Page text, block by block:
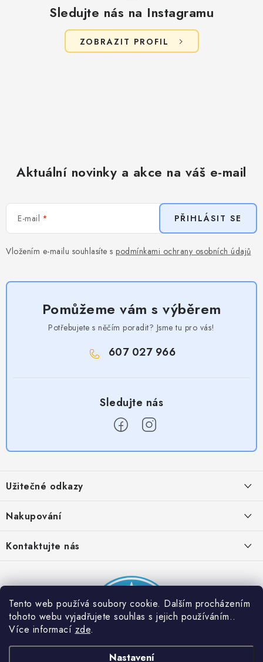
Tento web používá soubory cookie. Dalším procházením
tohoto webu vyjadřujete souhlas s jejich používáním..
Více informací zde.
Nastavení
Sledujte nás na Instagramu
ZOBRAZIT PROFIL
Aktuální novinky a akce na váš e-mail
E-mail
Vložením e-mailu souhlasíte s podmínkami ochrany osobních údajů
PŘIHLÁSIT SE
Pomůžeme vám s výběrem
Potřebujete s něčím poradit? Jsme tu pro vás!
607 027 966
p
a
Užitečné odkazy
Provizní systém
Partner stránek: Super plecháček
Nakupování
Podmínky akce 2 + 1 zdarma
Kontaktujte nás